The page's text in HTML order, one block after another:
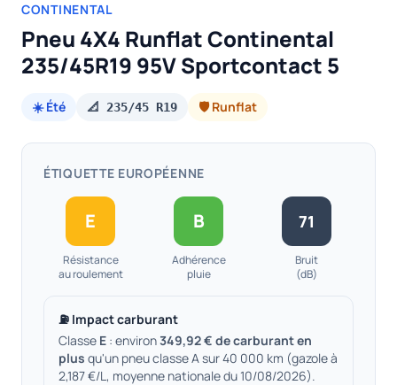
CONTINENTAL
Pneu 4X4 Runflat Continental
235/45R19 95V Sportcontact 5
☀️ Été 📐 235/45 R19 🛡️ Runflat
ÉTIQUETTE EUROPÉENNE
E
Résistance
au roulement
B
Adhérence
pluie
71
Bruit
(dB)
⛽ Impact carburant
Classe E : environ349,92 € de carburant en
plus qu'un pneu classe A sur 40 000 km (gazole à
2,187 €/L, moyenne nationale du 10/08/2026).